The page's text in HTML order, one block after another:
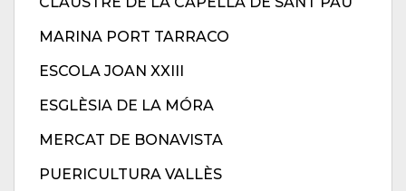
MARINA PORT TARRACO
ESCOLA JOAN XXIII
ESGLÈSIA DE LA MÓRA
MERCAT DE BONAVISTA
PUERICULTURA VALLÈS